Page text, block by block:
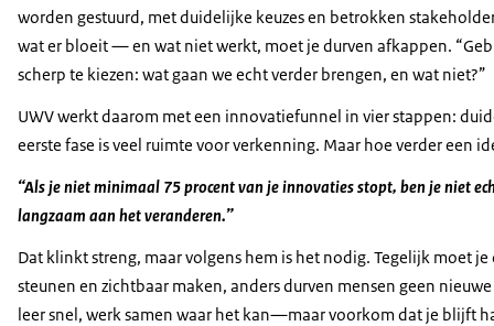
worden gestuurd, met duidelijke keuzes en betrokken
wat er bloeit — en wat niet werkt, moet je durven afkappen.
scherp te kiezen: wat gaan we echt verder brengen, en wat niet?”
UWV werkt daarom met een innovatiefunnel in vier stappen:
eerste fase is veel ruimte voor verkenning. Maar hoe verder een
“Als je niet minimaal 75 procent van je innovaties stopt, ben je niet
langzaam aan het veranderen.”
Dat klinkt streng, maar volgens hem is het nodig. Tegelijk moet
steunen en zichtbaar maken, anders durven mensen geen
leer snel, werk samen waar het kan—maar voorkom dat je blijft